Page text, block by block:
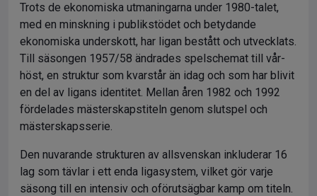
Trots de ekonomiska utmaningarna under 1980-talet,
med en minskning i publikstödet och betydande
ekonomiska underskott, har ligan bestått och utvecklats.
Till säsongen 1957/58 ändrades spelschemat till vår-
höst, en struktur som kvarstår än idag och som har blivit
en del av ligans identitet. Mellan åren 1982 och 1992
fördelades mästerskapstiteln genom slutspel och
mästerskapsserie.
Den nuvarande strukturen av allsvenskan inkluderar 16
lag som tävlar i ett enda ligasystem, vilket gör varje
säsong till en intensiv och oförutsägbar kamp om titeln.